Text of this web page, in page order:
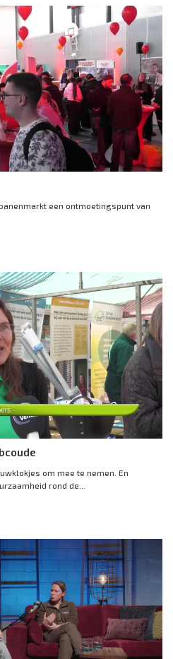
een ontmoetingspunt van
om mee te nemen. En
rond de...